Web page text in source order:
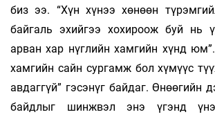
биз ээ. “Хүн хүнээ хөнөөн
байгаль эхийгээ хохироож буй нь
арван хар нүглийн хамгийн хүнд
хамгийн сайн сургамж бол хүмүүс
авдаггүй” гэсэнүг байдаг. Өнөөгийн
байдлыг шинжвэл энэ үгэнд